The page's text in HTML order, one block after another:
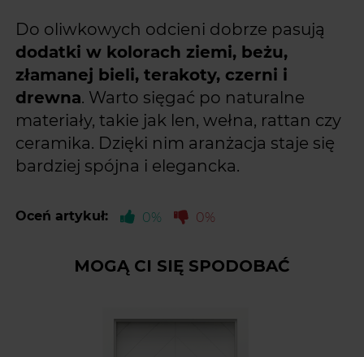
Do oliwkowych odcieni dobrze pasują
dodatki w kolorach ziemi, beżu,
złamanej bieli, terakoty, czerni i
drewna. Warto sięgać po naturalne
materiały, takie jak len, wełna, rattan czy
ceramika. Dzięki nim aranżacja staje się
bardziej spójna i elegancka.
Oceń artykuł: 0% 0%